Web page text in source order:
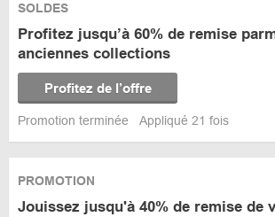
SOLDES
Profitez jusqu’à 60% de remise
anciennes collections
Profitez de l’offre
Promotion terminée Appliqué 21 fois
PROMOTION
Jouissez jusqu'à 40% de remise de